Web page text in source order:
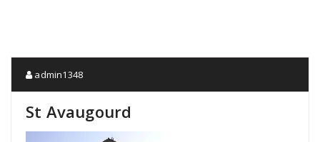
admin1348
St Avaugourd